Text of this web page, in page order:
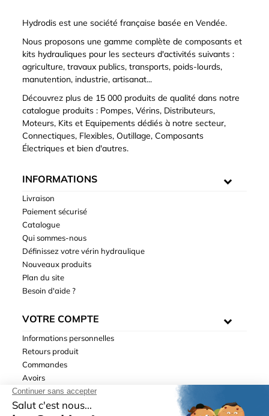
Hydrodis est une société française basée en Vendée.
Nous proposons une gamme complète de composants et
kits hydrauliques pour les secteurs d'activités suivants :
agriculture, travaux publics, transports, poids-lourds,
manutention, industrie, artisanat...
Découvrez plus de 15 000 produits de qualité dans notre
catalogue produits : Pompes, Vérins, Distributeurs,
Moteurs, Kits et Equipements dédiés à notre secteur,
Connectiques, Flexibles, Outillage, Composants
Électriques et bien d'autres.
INFORMATIONS
Livraison
Paiement sécurisé
Catalogue
Qui sommes-nous
Définissez votre vérin hydraulique
Nouveaux produits
Plan du site
Besoin d'aide ?
VOTRE COMPTE
Informations personnelles
Retours produit
Commandes
Avoirs
Adresses
Bons de réduction